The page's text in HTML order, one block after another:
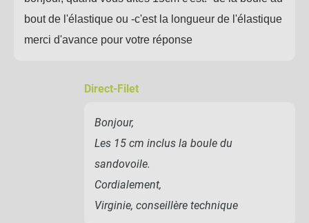
bout de l'élastique ou -c'est la longueur de l'élastique
merci d'avance pour votre réponse
Direct-Filet
Bonjour,
Les 15 cm inclus la boule du
sandovoile.
Cordialement,
Virginie, conseillère technique